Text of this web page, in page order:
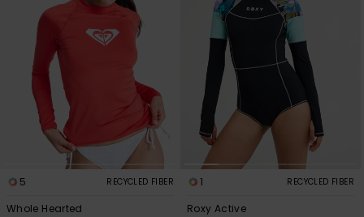
5 RECYCLED FIBER
Whole Hearted
1 RECYCLED FIBER
Roxy Active